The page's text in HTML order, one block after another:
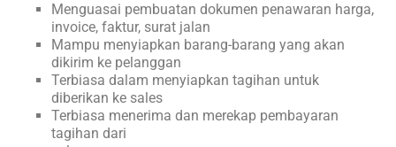
Menguasai pembuatan dokumen penawaran harga,
invoice, faktur, surat jalan
Mampu menyiapkan barang-barang yang akan
dikirim ke pelanggan
Terbiasa dalam menyiapkan tagihan untuk
diberikan ke sales
Terbiasa menerima dan merekap pembayaran
tagihan dari